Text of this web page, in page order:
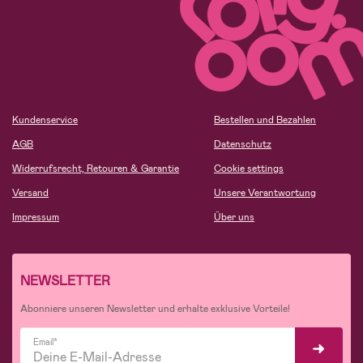
Kundenservice
AGB
Widerrufsrecht, Retouren & Garantie
Versand
Impressum
Bestellen und Bezahlen
Datenschutz
Cookie settings
Unsere Verantwortung
Über uns
NEWSLETTER
Abonniere unseren Newsletter und erhalte exklusive Vorteile!
Email*